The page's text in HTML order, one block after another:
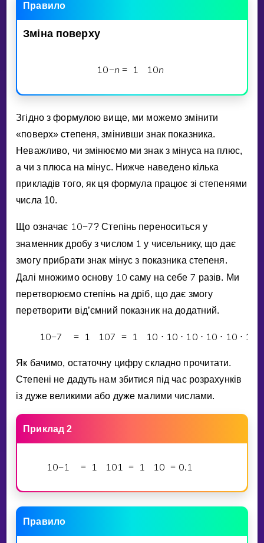
Правило
Змiна поверху
10−n = 1 10n
Згiдно з формулою вище, ми можемо змiнити
«поверх» степеня, змiнивши знак показника.
Неважливо, чи змiнюємо ми знак з мiнуса на плюс,
а чи з плюса на мiнус. Нижче наведено кiлька
прикладiв того, як ця формула працює зi степенями
числа 10.
Що означає 10−7? Степiнь переноситься у
знаменник дробу з числом 1 у чисельнику, що дає
змогу прибрати знак мiнус з показника степеня.
Далi множимо основу 10 саму на себе 7 разiв. Ми
перетворюємо степiнь на дрiб, що дає змогу
перетворити вiд’ємний показник на додатний.
10−7 = 1 107 = 1 10 ⋅ 10 ⋅ 10 ⋅ 10 ⋅ 10 ⋅ 1
Як бачимо, остаточну цифру складно прочитати.
Степенi не дадуть нам збитися пiд час розрахункiв
iз дуже великими або дуже малими числами.
Приклад 2
10−1 = 1 101 = 1 10 = 0.1
Правило